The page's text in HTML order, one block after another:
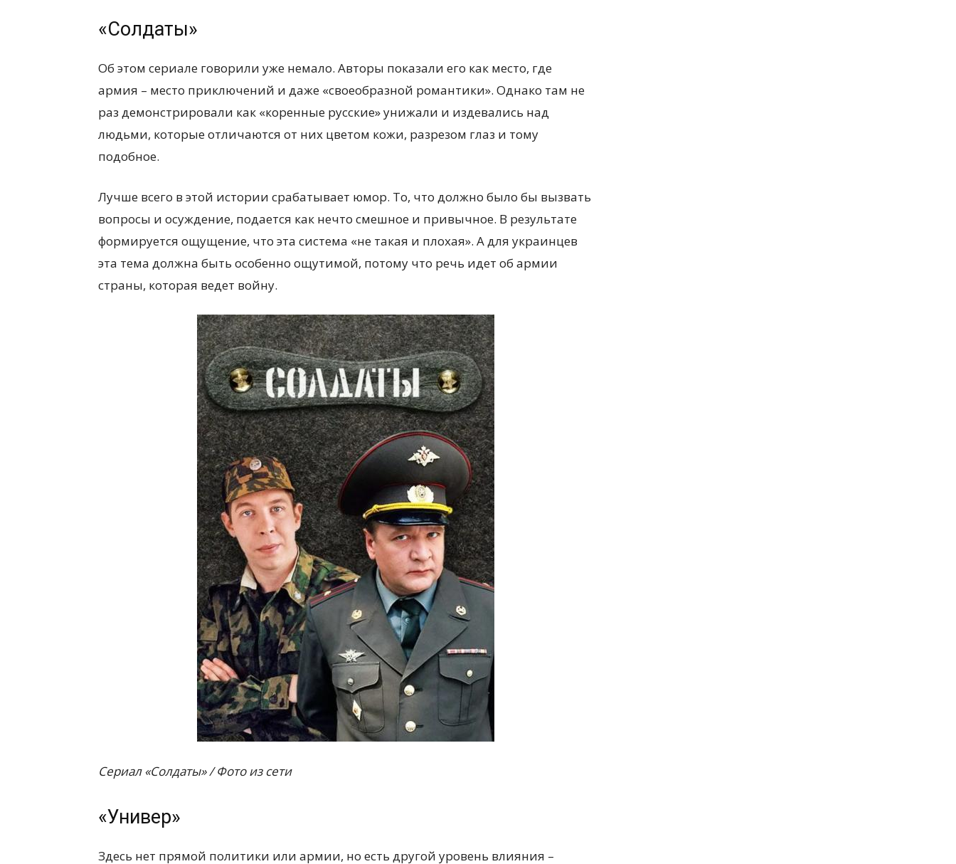
«Солдаты»
Об этом сериале говорили уже немало. Авторы показали его как место, где
армия – место приключений и даже «своеобразной романтики». Однако там не
раз демонстрировали как «коренные русские» унижали и издевались над
людьми, которые отличаются от них цветом кожи, разрезом глаз и тому
подобное.
Лучше всего в этой истории срабатывает юмор. То, что должно было бы вызвать
вопросы и осуждение, подается как нечто смешное и привычное. В результате
формируется ощущение, что эта система «не такая и плохая». А для украинцев
эта тема должна быть особенно ощутимой, потому что речь идет об армии
страны, которая ведет войну.
Сериал «Солдаты» / Фото из сети
«Универ»
Здесь нет прямой политики или армии, но есть другой уровень влияния –